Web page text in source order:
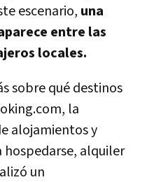
escenario, una
entre las
locales.
sobre qué destinos
la
alojamientos y
hospedarse, alquiler
un